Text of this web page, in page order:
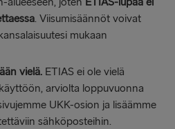
. Viisumisäännöt voivat
mukaan
vielä. ETIAS ei ole vielä
arviolta loppuvuonna
UKK-osion ja lisäämme
sähköposteihin.